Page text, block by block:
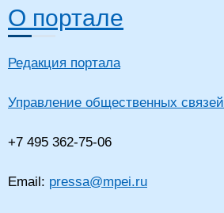
О портале
Редакция портала
Управление общественных связей
+7 495 362-75-06
Email: pressa@mpei.ru